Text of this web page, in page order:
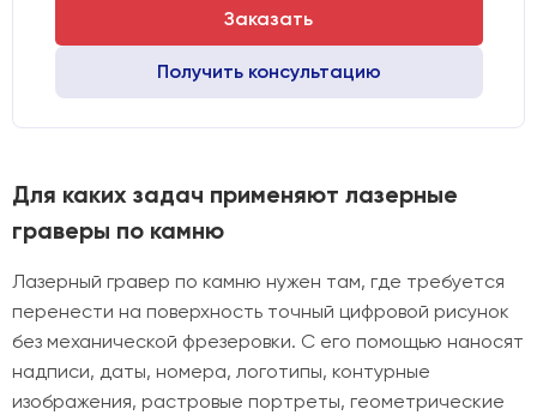
Заказать
Получить консультацию
Для каких задач применяют лазерные
граверы по камню
Лазерный гравер по камню нужен там, где требуется
перенести на поверхность точный цифровой рисунок
без механической фрезеровки. С его помощью наносят
надписи, даты, номера, логотипы, контурные
изображения, растровые портреты, геометрические